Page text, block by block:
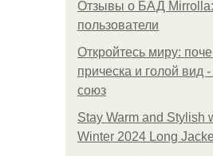
Отзывы о БАД Mirrolla:
пользователи
Откройтесь миру:
прическа и голой вид
союз
Stay Warm and Stylish
Winter 2024 Long